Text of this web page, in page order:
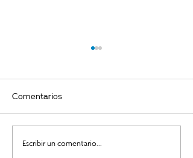
Comentarios
Escribir un comentario...